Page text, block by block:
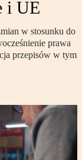
i UE
w stosunku do
prawa
przepisów w tym